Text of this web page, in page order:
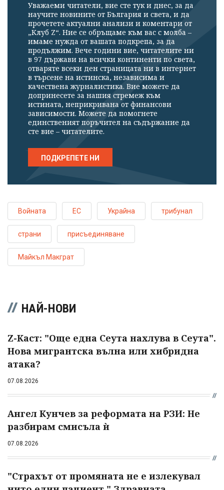
Уважаеми читатели, вие сте тук и днес, за да
научите новините от България и света, и да
прочетете актуални анализи и коментари от
„Клуб Z“. Ние се обръщаме към вас с молба –
имаме нужда от вашата подкрепа, за да
продължим. Вече години вие, читателите ни
в 97 държави на всички континенти по света,
отваряте всеки ден страницата ни в интернет
в търсене на истинска, независима и
качествена журналистика. Вие можете да
допринесете за нашия стремеж към
истината, неприкривана от финансови
зависимости. Можете да помогнете
единственият поръчител на съдържание да
сте вие – читателите.
ПОДКРЕПЕТЕ НИ
Войната ЕС Украйна трибунал
страни присъединяване
Майкъл Макграт
НАЙ-НОВИ
Z-Каст: "Още една Сеута нахлува в Сеута".
Нова мигрантска вълна или хибридна
атака?
07.08.2026
Ангел Кунчев за реформата на РЗИ: Не
разбирам смисъла ѝ
07.08.2026
"Страхът от промяната не е излекувал